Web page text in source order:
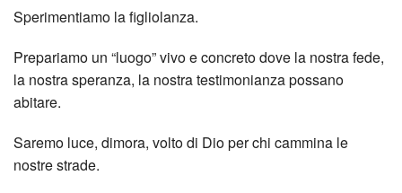
Sperimentiamo la figliolanza.
Prepariamo un “luogo” vivo e concreto dove la nostra fede,
la nostra speranza, la nostra testimonianza possano
abitare.
Saremo luce, dimora, volto di Dio per chi cammina le
nostre strade.